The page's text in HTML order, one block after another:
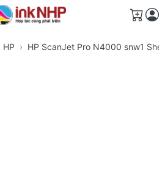
Giỏ
HP HP ScanJet Pro N4000 snw1